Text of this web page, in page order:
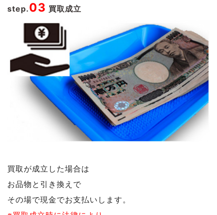
step.03 買取成立
買取が成立した場合は
お品物と引き換えで
その場で現金でお支払いします。